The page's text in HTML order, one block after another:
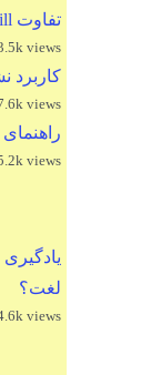
تفاوت will و be going to در زبان انگلیسی
views
کاربرد
views
views
لغت؟
views